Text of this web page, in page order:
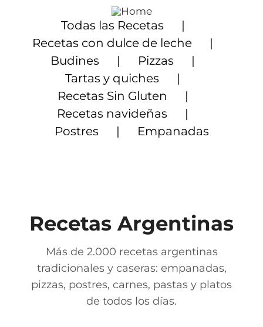
contenido
Todas las Recetas
Recetas con dulce de leche
Budines
Pizzas
Tartas y quiches
Recetas Sin Gluten
Recetas navideñas
Postres
Empanadas
Recetas Argentinas
Más de 2.000 recetas argentinas
tradicionales y caseras: empanadas,
pizzas, postres, carnes, pastas y platos
de todos los días.